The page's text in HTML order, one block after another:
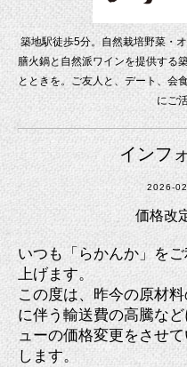
築地駅徒歩5分。自然栽培野菜・
膳火鍋と自然派ワインを提供する
とときを。ご友人と、デート、会
にご
インフ
2026-
価格改
いつも「らかんか」を
上げます。
この度は、昨今の原材
に伴う輸送費の高騰な
ューの価格変更をさせ
します。